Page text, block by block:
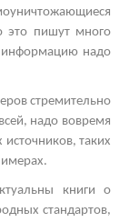
это пишут много
информацию надо
стремительно
надо вовремя
таких
книги о
стандартов,